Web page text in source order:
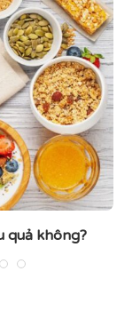
quả không?